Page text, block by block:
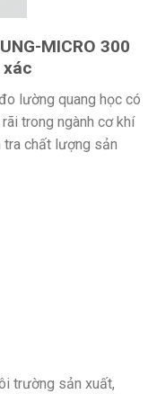
MICRO 300
lường quang học có
trong ngành cơ khí
tra chất lượng sản
trường sản xuất,